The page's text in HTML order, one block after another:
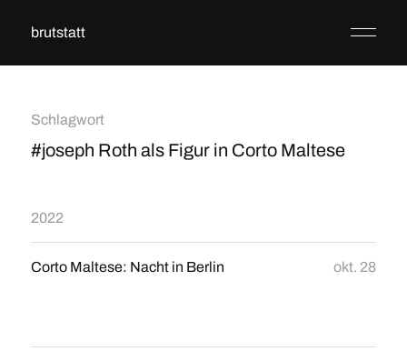
brutstatt
Schlagwort
#joseph Roth als Figur in Corto Maltese
2022
Corto Maltese: Nacht in Berlin okt. 28